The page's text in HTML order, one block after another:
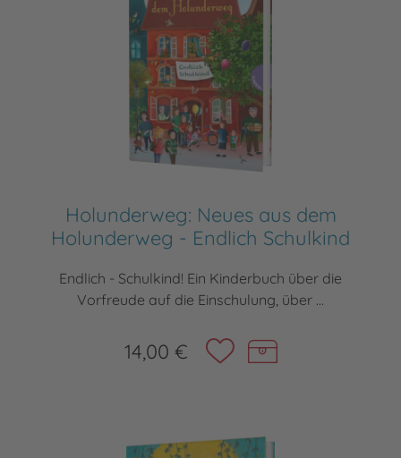
Holunderweg: Neues aus dem
Holunderweg - Endlich Schulkind
Endlich - Schulkind! Ein Kinderbuch über die
Vorfreude auf die Einschulung, über ...
14,00 €